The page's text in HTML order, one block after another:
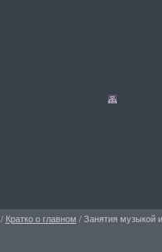
/ Кратко о главном /Занятия музыкой